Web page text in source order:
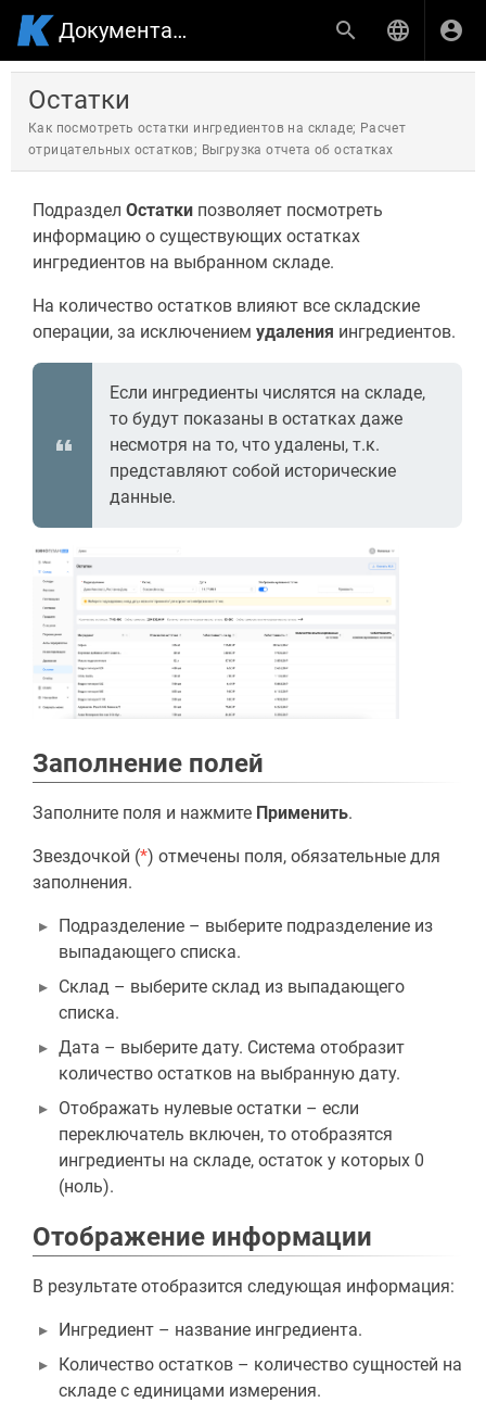
Документация по продуктам КИНОПЛАН
Остатки
Как посмотреть остатки ингредиентов на складе; Расчет
отрицательных остатков; Выгрузка отчета об остатках
Подраздел Остатки позволяет посмотреть
информацию о существующих остатках
ингредиентов на выбранном складе.
На количество остатков влияют все складские
операции, за исключением удаления ингредиентов.
Если ингредиенты числятся на складе,
то будут показаны в остатках даже
несмотря на то, что удалены, т.к.
представляют собой исторические
данные.
Заполнение полей
Заполните поля и нажмите Применить.
Звездочкой (*) отмечены поля, обязательные для
заполнения.
Подразделение – выберите подразделение из
выпадающего списка.
Склад – выберите склад из выпадающего
списка.
Дата – выберите дату. Система отобразит
количество остатков на выбранную дату.
Отображать нулевые остатки – если
переключатель включен, то отобразятся
ингредиенты на складе, остаток у которых 0
(ноль).
Отображение информации
В результате отобразится следующая информация:
Ингредиент – название ингредиента.
Количество остатков – количество сущностей на
складе с единицами измерения.